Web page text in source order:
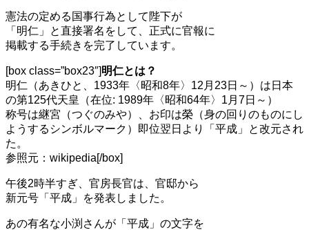
憲法の定める国事行為として陛下が
「明仁」と直接署名をして、正式に官報に
掲載する手続きを完了 しています。
[box class=”box23″]明仁とは？
明仁（あきひと、1933年〈昭和8年〉12月23日～）は日本
の第125代天皇（在位: 1989年〈昭和64年〉1月7日～）
称号は継宮（つぐのみや）、お印は榮 （身の回りのものにし
ようするシンボルマーク）
即位翌日より「平成」と改元され
た。
参照元：wikipedia[/box]
午後2時半すぎ、官房長官は、官邸から
新元号「平成」を発表しました。
あの有名な小渕さんが「平成」の文字を